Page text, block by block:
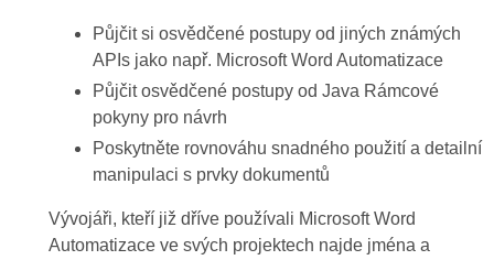
Půjčit si osvědčené postupy od jiných známých
APIs jako např. Microsoft Word Automatizace
Půjčit osvědčené postupy od Java Rámcové
pokyny pro návrh
Poskytněte rovnováhu snadného použití a detailní
manipulaci s prvky dokumentů
Vývojáři, kteří již dříve používali Microsoft Word
Automatizace ve svých projektech najde jména a